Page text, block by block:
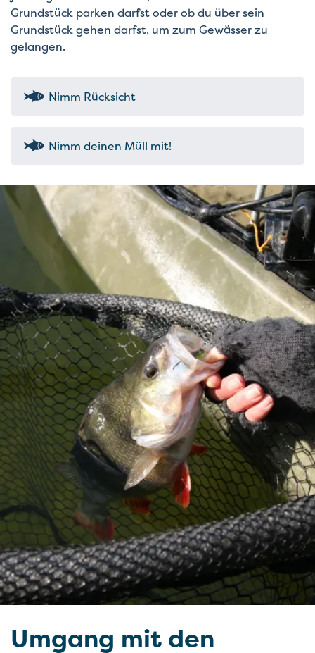
Grundstück parken darfst oder ob du über sein
Grundstück gehen darfst, um zum Gewässer zu
gelangen.
Nimm Rücksicht
Nimm deinen Müll mit!
Umgang mit den